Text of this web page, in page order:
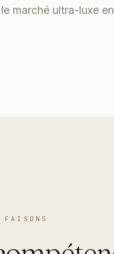
marché ultra-luxe